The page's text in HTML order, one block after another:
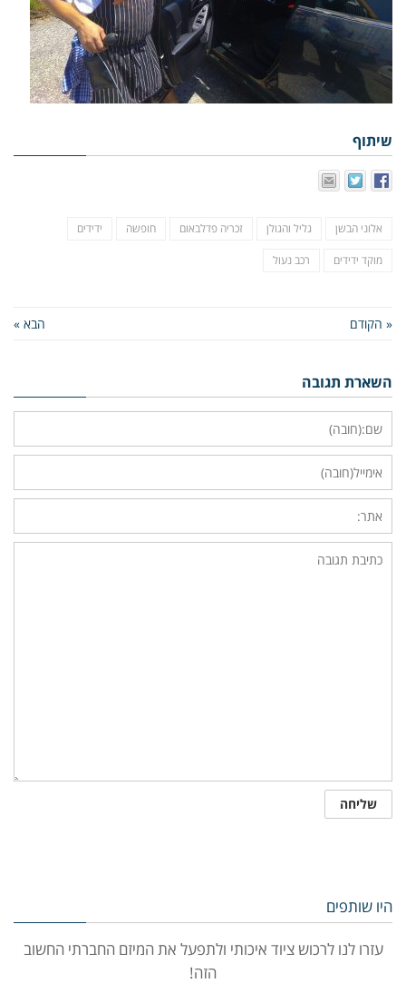
שיתוף
אלוני הבשן גליל והגולן זכריה פדלבאום חופשה ידידים
מוקד ידידים רכב נעול
« הקודם הבא »
השארת תגובה
היו שותפים
עזרו לנו לרכוש ציוד איכותי ולתפעל את המיזם החברתי החשוב
הזה!